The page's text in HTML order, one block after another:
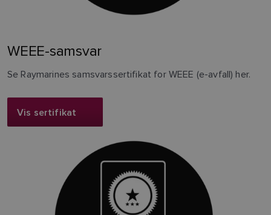
WEEE-samsvar
Se Raymarines samsvarssertifikat for WEEE (e-avfall) her.
Vis sertifikat